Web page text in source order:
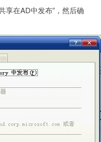
享在AD中发布”，然后确